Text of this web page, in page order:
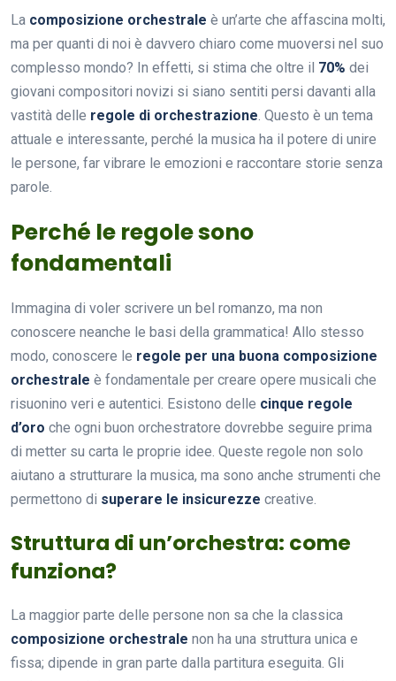
La composizione orchestrale è un’arte che affascina molti,
ma per quanti di noi è davvero chiaro come muoversi nel suo
complesso mondo? In effetti, si stima che oltre il 70% dei
giovani compositori novizi si siano sentiti persi davanti alla
vastità delle regole di orchestrazione . Questo è un tema
attuale e interessante, perché la musica ha il potere di unire
le persone, far vibrare le emozioni e raccontare storie senza
parole.
Perché le regole sono
fondamentali
Immagina di voler scrivere un bel romanzo, ma non
conoscere neanche le basi della grammatica! Allo stesso
modo, conoscere le regole per una buona composizione
orchestrale è fondamentale per creare opere musicali che
risuonino veri e autentici. Esistono delle cinque regole
d’oro che ogni buon orchestratore dovrebbe seguire prima
di metter su carta le proprie idee. Queste regole non solo
aiutano a strutturare la musica, ma sono anche strumenti che
permettono di superare le insicurezze creative.
Struttura di un’orchestra: come
funziona?
La maggior parte delle persone non sa che la classica
composizione orchestrale non ha una struttura unica e
fissa; dipende in gran parte dalla partitura eseguita. Gli